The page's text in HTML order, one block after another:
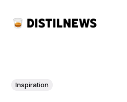
Inspiration